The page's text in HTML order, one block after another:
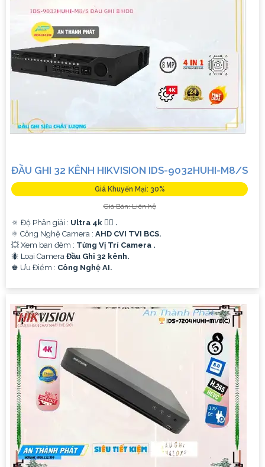
ĐẦU GHI 32 KÊNH HIKVISION IDS-9032HUHI-M8/S
Giá Khuyến Mại: 30%
Giá Bán: Liên hệ
🔅 Độ Phân giải : Ultra 4k 👍🏾 .
⚛️ Công Nghệ Camera : AHD CVI TVI BCS.
💥 Xem ban đêm : Từng Vị Trí Camera .
🐜 Loại Camera Đầu Ghi 32 kênh.
️♚ Ưu Điểm : Công Nghệ AI.